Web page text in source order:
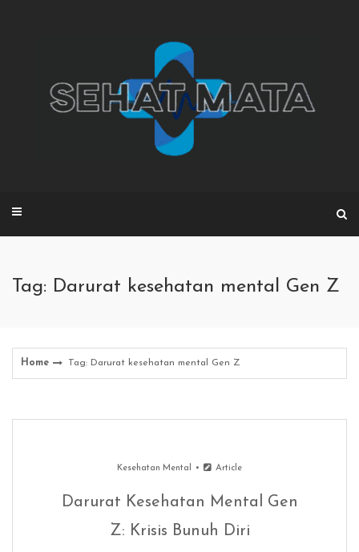
Tag: Darurat kesehatan mental Gen Z
Home Tag: Darurat kesehatan mental Gen Z
Kesehatan Mental Article
Darurat Kesehatan Mental Gen
Z: Krisis Bunuh Diri